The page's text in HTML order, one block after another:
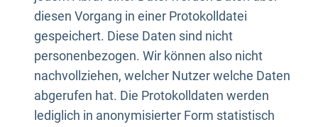
diesen Vorgang in einer Protokolldatei
gespeichert. Diese Daten sind nicht
personenbezogen. Wir können also nicht
nachvollziehen, welcher Nutzer welche Daten
abgerufen hat. Die Protokolldaten werden
lediglich in anonymisierter Form statistisch